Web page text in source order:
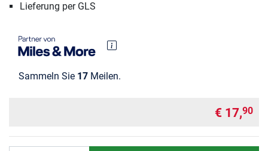
Lieferung per GLS
Sammeln Sie 17 Meilen.
€ 17,90